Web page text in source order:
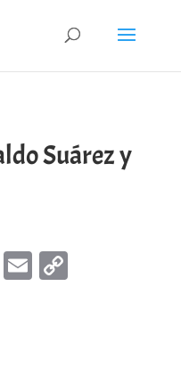
Suárez y
EmailCopy